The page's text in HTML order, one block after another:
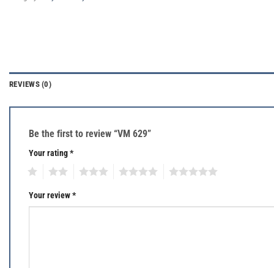
REVIEWS (0)
Be the first to review “VM 629”
Your rating*
Your review*